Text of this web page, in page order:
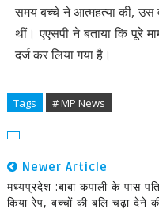
समय बच्चे ने आत्महत्या की, उस
थीं। एएसपी ने बताया कि पूरे
दर्ज कर लिया गया है।
Tags # MP News
Newer Article
मध्यप्रदेश :बाबा कपाली के पास
किया रेप, बच्चों की बलि चढ़ा देने